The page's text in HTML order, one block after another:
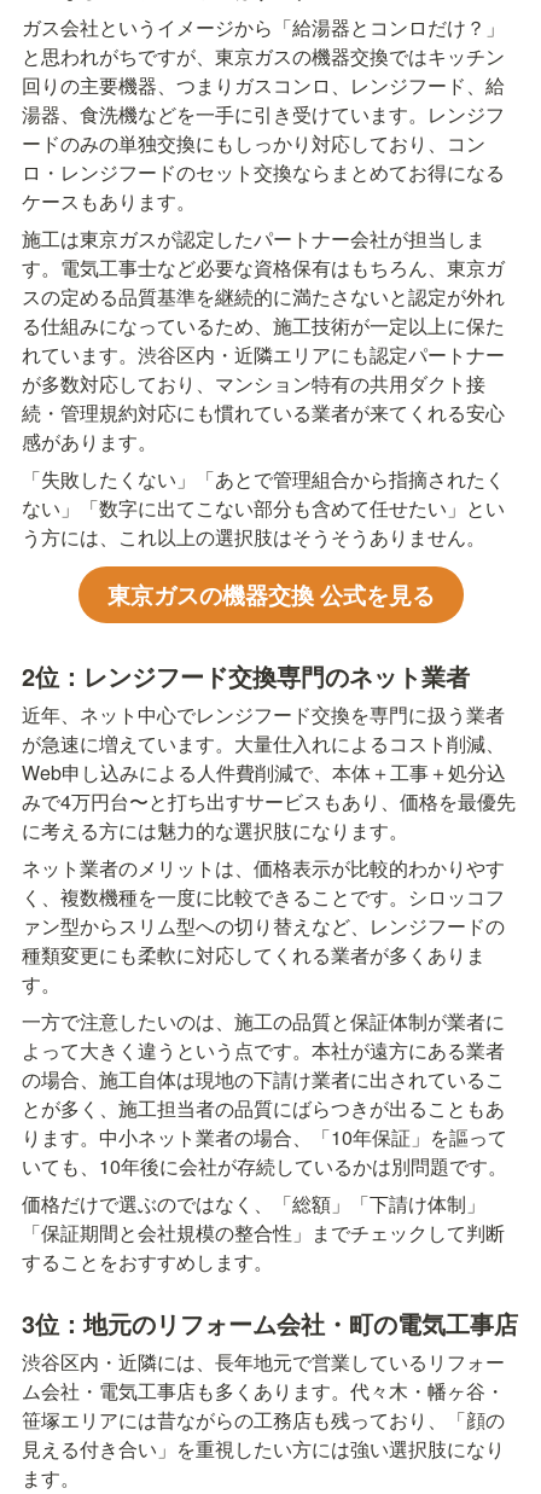
ガス会社というイメージから「給湯器とコンロだけ？」
と思われがちですが、東京ガスの機器交換ではキッチン
回りの主要機器、つまりガスコンロ、レンジフード、給
湯器、食洗機などを一手に引き受けています。レンジフ
ードのみの単独交換にもしっかり対応しており、コン
ロ・レンジフードのセット交換ならまとめてお得になる
ケースもあります。
施工は東京ガスが認定したパートナー会社が担当しま
す。電気工事士など必要な資格保有はもちろん、東京ガ
スの定める品質基準を継続的に満たさないと認定が外れ
る仕組みになっているため、施工技術が一定以上に保た
れています。渋谷区内・近隣エリアにも認定パートナー
が多数対応しており、マンション特有の共用ダクト接
続・管理規約対応にも慣れている業者が来てくれる安心
感があります。
「失敗したくない」「あとで管理組合から指摘されたく
ない」「数字に出てこない部分も含めて任せたい」とい
う方には、これ以上の選択肢はそうそうありません。
東京ガスの機器交換 公式を見る
2位：レンジフード交換専門のネット業者
近年、ネット中心でレンジフード交換を専門に扱う業者
が急速に増えています。大量仕入れによるコスト削減、
Web申し込みによる人件費削減で、本体＋工事＋処分込
みで4万円台〜と打ち出すサービスもあり、価格を最優先
に考える方には魅力的な選択肢になります。
ネット業者のメリットは、価格表示が比較的わかりやす
く、複数機種を一度に比較できることです。シロッコフ
ァン型からスリム型への切り替えなど、レンジフードの
種類変更にも柔軟に対応してくれる業者が多くありま
す。
一方で注意したいのは、施工の品質と保証体制が業者に
よって大きく違うという点です。本社が遠方にある業者
の場合、施工自体は現地の下請け業者に出されているこ
とが多く、施工担当者の品質にばらつきが出ることもあ
ります。中小ネット業者の場合、「10年保証」を謳って
いても、10年後に会社が存続しているかは別問題です。
価格だけで選ぶのではなく、「総額」「下請け体制」
「保証期間と会社規模の整合性」までチェックして判断
することをおすすめします。
3位：地元のリフォーム会社・町の電気工事店
渋谷区内・近隣には、長年地元で営業しているリフォー
ム会社・電気工事店も多くあります。代々木・幡ヶ谷・
笹塚エリアには昔ながらの工務店も残っており、「顔の
見える付き合い」を重視したい方には強い選択肢になり
ます。